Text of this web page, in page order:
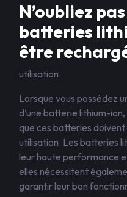
N’oubliez
batteries
être
utilisation.
Lorsque vous possédez
d’une batterie lithium-
que ces batteries
utilisation. Les batteries
leur haute performance
elles nécessitent
garantir leur bon